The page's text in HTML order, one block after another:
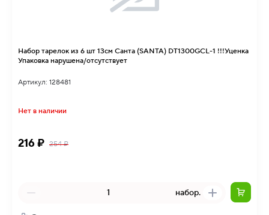
Набор тарелок из 6 шт 13см Санта (SANTA) DT1300GCL-1 !!!Уценка
Упаковка нарушена/отсутствует
Артикул: 128481
Нет в наличии
216 ₽ 254 ₽
набор.